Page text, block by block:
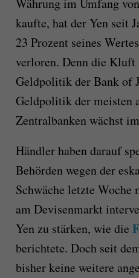
Währung im Umfang
kaufte, hat der Yen seit
23 Prozent seines
verloren. Denn die Kluft
Geldpolitik der Bank of
Geldpolitik der meisten
Zentralbanken wächst
Händler haben darauf
Behörden wegen der
Schwäche letzte Woche
am Devisenmarkt
Yen zu stärken, wie die
berichtete. Doch seit
bisher keine weitere